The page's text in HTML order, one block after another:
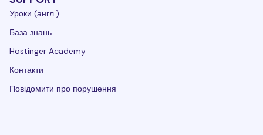
Уроки (англ.)
База знань
Hostinger Academy
Контакти
Повідомити про порушення